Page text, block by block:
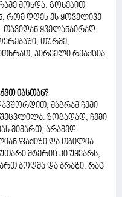
მოხდა. გონებით
რომ დღეს ეს ყოველივე
ყველანაირად
თურმე,
პირველი რეაქცია
იასთან?
მაგრამ ჩემი
ზოგადად, ჩემი
მიმართ, არამედ
ფაქიზი და თბილია.
მტერიც კი უყვარს,
ბოღმა და ბრაზი. რაც